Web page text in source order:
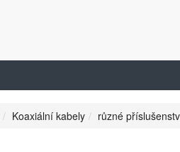
Koaxiální kabely různé